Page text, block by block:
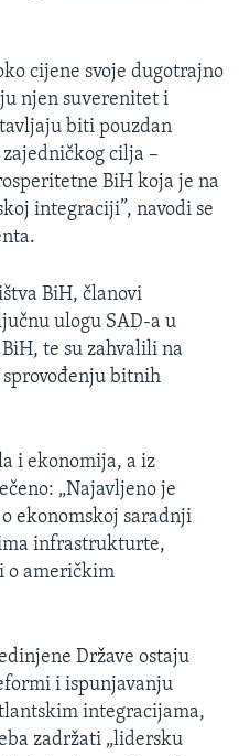
cijene svoje dugotrajno
njen suverenitet i
biti pouzdan
cilja –
BiH koja je na
integraciji”, navodi se
BiH, članovi
ulogu SAD-a u
te su zahvalili na
sprovođenju bitnih
i ekonomija, a iz
„Najavljeno je
ekonomskoj saradnji
infrastrukturte,
o američkim
Države ostaju
i ispunjavanju
integracijama,
zadržati „lidersku